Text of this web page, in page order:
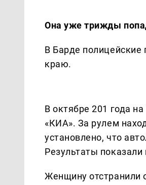
Она уже трижды
В Барде
краю.
В октябре 201 года
«КИА». За рулем
установлено, что
Результаты
Женщину отстранили